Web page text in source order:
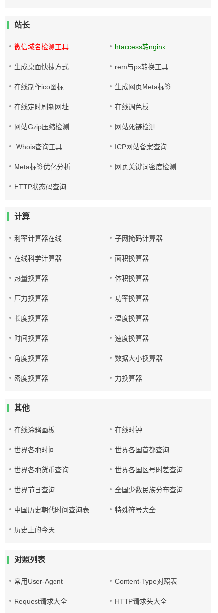
站长
微信域名检测工具 htaccess转nginx
生成桌面快捷方式 rem与px转换工具
在线制作ico图标 生成网页Meta标签
在线定时刷新网址 在线调色板
网站Gzip压缩检测 网站死链检测
Whois查询工具 ICP网站备案查询
Meta标签优化分析 网页关键词密度检测
HTTP状态码查询
计算
利率计算器在线 子网掩码计算器
在线科学计算器 面积换算器
热量换算器 体积换算器
压力换算器 功率换算器
长度换算器 温度换算器
时间换算器 速度换算器
角度换算器 数据大小换算器
密度换算器 力换算器
其他
在线涂鸦画板 在线时钟
世界各地时间 世界各国首都查询
世界各地货币查询 世界各国区号时差查询
世界节日查询 全国少数民族分布查询
中国历史朝代时间查询表 特殊符号大全
历史上的今天
对照列表
常用User-Agent Content-Type对照表
Request请求大全 HTTP请求头大全